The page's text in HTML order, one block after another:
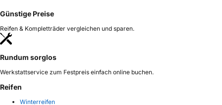
Günstige Preise
Reifen & Kompletträder vergleichen und sparen.
Rundum sorglos
Werkstattservice zum Festpreis einfach online buchen.
Reifen
Winterreifen